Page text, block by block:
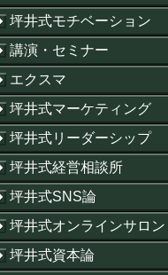
坪井式モチベーション
講演・セミナー
エクスマ
坪井式マーケティング
坪井式リーダーシップ
坪井式経営相談所
坪井式SNS論
坪井式オンラインサロン
坪井式資本論